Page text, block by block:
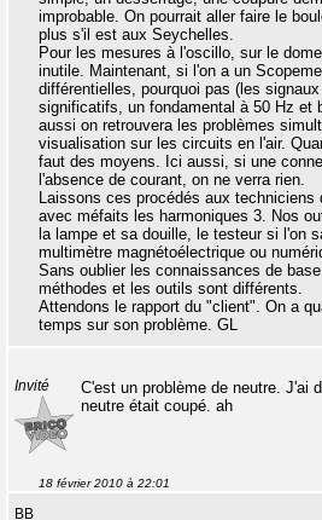
improbable. On pourrait aller faire le
plus s'il est aux Seychelles.
Pour les mesures à l'oscillo, sur le
inutile. Maintenant, si l'on a un
différentielles, pourquoi pas (les
significatifs, un fondamental à 50 Hz et
aussi on retrouvera les problèmes
visualisation sur les circuits en l'air.
faut des moyens. Ici aussi, si une
l'absence de courant, on ne verra rien.
Laissons ces procédés aux techniciens
avec méfaits les harmoniques 3. Nos
la lampe et sa douille, le testeur si l'on
multimètre magnétoélectrique ou
Sans oublier les connaissances de
méthodes et les outils sont différents.
Attendons le rapport du "client". On a
temps sur son problème. GL
Invité
C'est un problème de neutre. J'ai
neutre était coupé. ah
18 février 2010 à 22:01
BB